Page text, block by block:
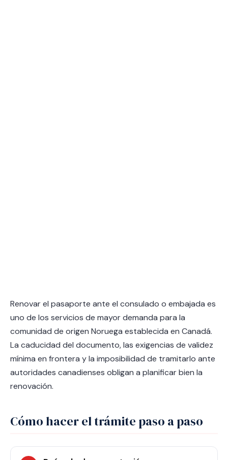
Renovar el pasaporte ante el consulado o embajada es
uno de los servicios de mayor demanda para la
comunidad de origen Noruega establecida en Canadá.
La caducidad del documento, las exigencias de validez
mínima en frontera y la imposibilidad de tramitarlo ante
autoridades canadienses obligan a planificar bien la
renovación.
Cómo hacer el trámite paso a paso